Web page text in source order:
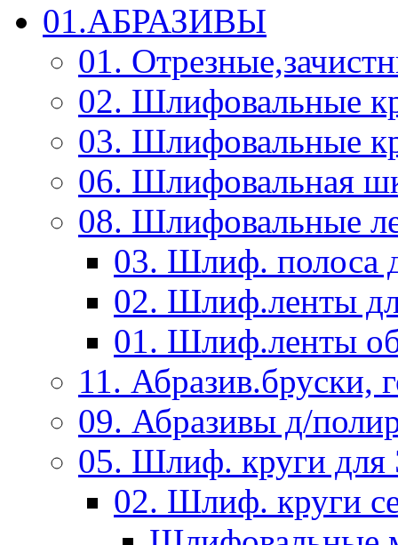
01.АБРАЗИВЫ
01.
02. Шлифовальные
03. Шлифовальные
06. Шлифовальная
08. Шлифовальные
03. Шлиф.
02. Шлиф.ленты
01. Шлиф.ленты
11. Абразив.бруски,
09. Абразивы д/
05. Шлиф. круги
02. Шлиф. круги